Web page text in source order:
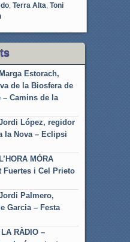
, Terra Alta, Toni
Estorach,
de la Biosfera de
– Camins de la
López, regidor
la Nova – Eclipsi
MÓRA
Fuertes i Cel Prieto
Palmero,
Garcia – Festa
RÀDIO –